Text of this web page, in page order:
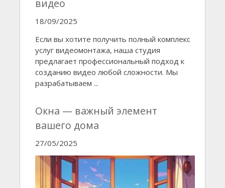
видео
18/09/2025
Если вы хотите получить полный комплекс
услуг видеомонтажа, наша студия
предлагает профессиональный подход к
созданию видео любой сложности. Мы
разрабатываем ...
Окна — важный элемент
вашего дома
27/05/2025